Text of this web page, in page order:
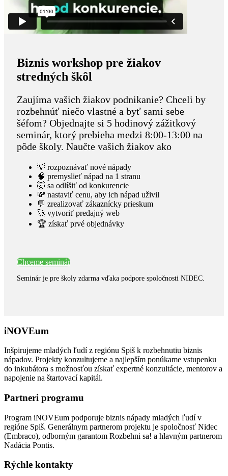
Biznis workshop pre žiakov
stredných škôl
Zaujíma vašich žiakov podnikanie? Chceli by
rozbehnúť niečo vlastné a byť sami sebe
šéfom? Objednajte si 5 hodinový zážitkový
seminár, ktorý prebieha medzi 8:00-13:00 na
pôde školy. Naučte vašich žiakov ako
💡 rozpoznávať nové nápady
🧠 premyslieť nápad na 1 stranu
🤯 sa odlíšiť od konkurencie
💸 nastaviť cenu, aby ich nápad uživil
💬 zrealizovať zákaznícky prieskum
🚀 vytvoriť predajný web
🏆 získať prvé objednávky
Chceme seminár
Seminár je pre školy zdarma vďaka podpore spoločnosti NIDEC.
iNOVEum
Inšpirujeme mladých ľudí z regiónu Spiš k rozbehnutiu biznis
nápadov. Projekty konzultujeme a najlepším ponúkame vstupenku
do inkubátora s možnosťou získať expertné konzultácie, mentorov a
napojenie na štartovací kapitál.
Partneri programu
Program iNOVEum podporuje biznis nápady mladých ľudí v
regióne Spiš. Generálnym partnerom projektu je spoločnosť Nidec
(Embraco), odborným garantom Rozbehni sa! a hlavným partnerom
Nadácia Pontis.
Rýchle kontakty